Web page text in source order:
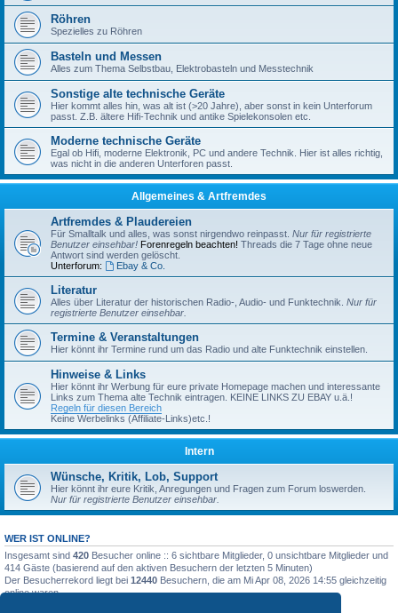
Röhren
Spezielles zu Röhren
Basteln und Messen
Alles zum Thema Selbstbau, Elektrobasteln und Messtechnik
Sonstige alte technische Geräte
Hier kommt alles hin, was alt ist (>20 Jahre), aber sonst in kein Unterforum
passt. Z.B. ältere Hifi-Technik und antike Spielekonsolen etc.
Moderne technische Geräte
Egal ob Hifi, moderne Elektronik, PC und andere Technik. Hier ist alles richtig,
was nicht in die anderen Unterforen passt.
Allgemeines & Artfremdes
Artfremdes & Plaudereien
Für Smalltalk und alles, was sonst nirgendwo reinpasst. Nur für registrierte
Benutzer einsehbar! Forenregeln beachten! Threads die 7 Tage ohne neue
Antwort sind werden gelöscht.
Unterforum:
Ebay & Co.
Literatur
Alles über Literatur der historischen Radio-, Audio- und Funktechnik. Nur für
registrierte Benutzer einsehbar.
Termine & Veranstaltungen
Hier könnt ihr Termine rund um das Radio und alte Funktechnik einstellen.
Hinweise & Links
Hier könnt ihr Werbung für eure private Homepage machen und interessante
Links zum Thema alte Technik eintragen. KEINE LINKS ZU EBAY u.ä.!
Regeln für diesen Bereich
Keine Werbelinks (Affiliate-Links)etc.!
Intern
Wünsche, Kritik, Lob, Support
Hier könnt ihr eure Kritik, Anregungen und Fragen zum Forum loswerden.
Nur für registrierte Benutzer einsehbar.
WER IST ONLINE?
Insgesamt sind 420 Besucher online :: 6 sichtbare Mitglieder, 0 unsichtbare Mitglieder und
414 Gäste (basierend auf den aktiven Besuchern der letzten 5 Minuten)
Der Besucherrekord liegt bei 12440 Besuchern, die am Mi Apr 08, 2026 14:55 gleichzeitig
online waren.